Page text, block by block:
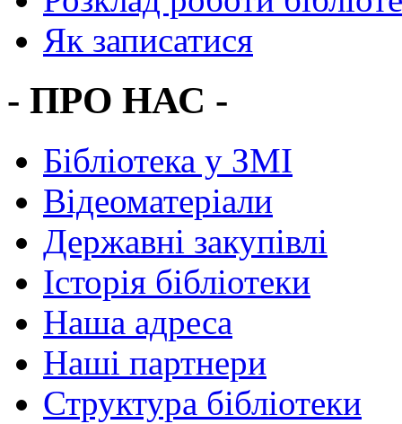
Як записатися
- ПРО НАС -
Бібліотека у ЗМІ
Відеоматеріали
Державні закупівлі
Історія бібліотеки
Наша адреса
Наші партнери
Структура бібліотеки